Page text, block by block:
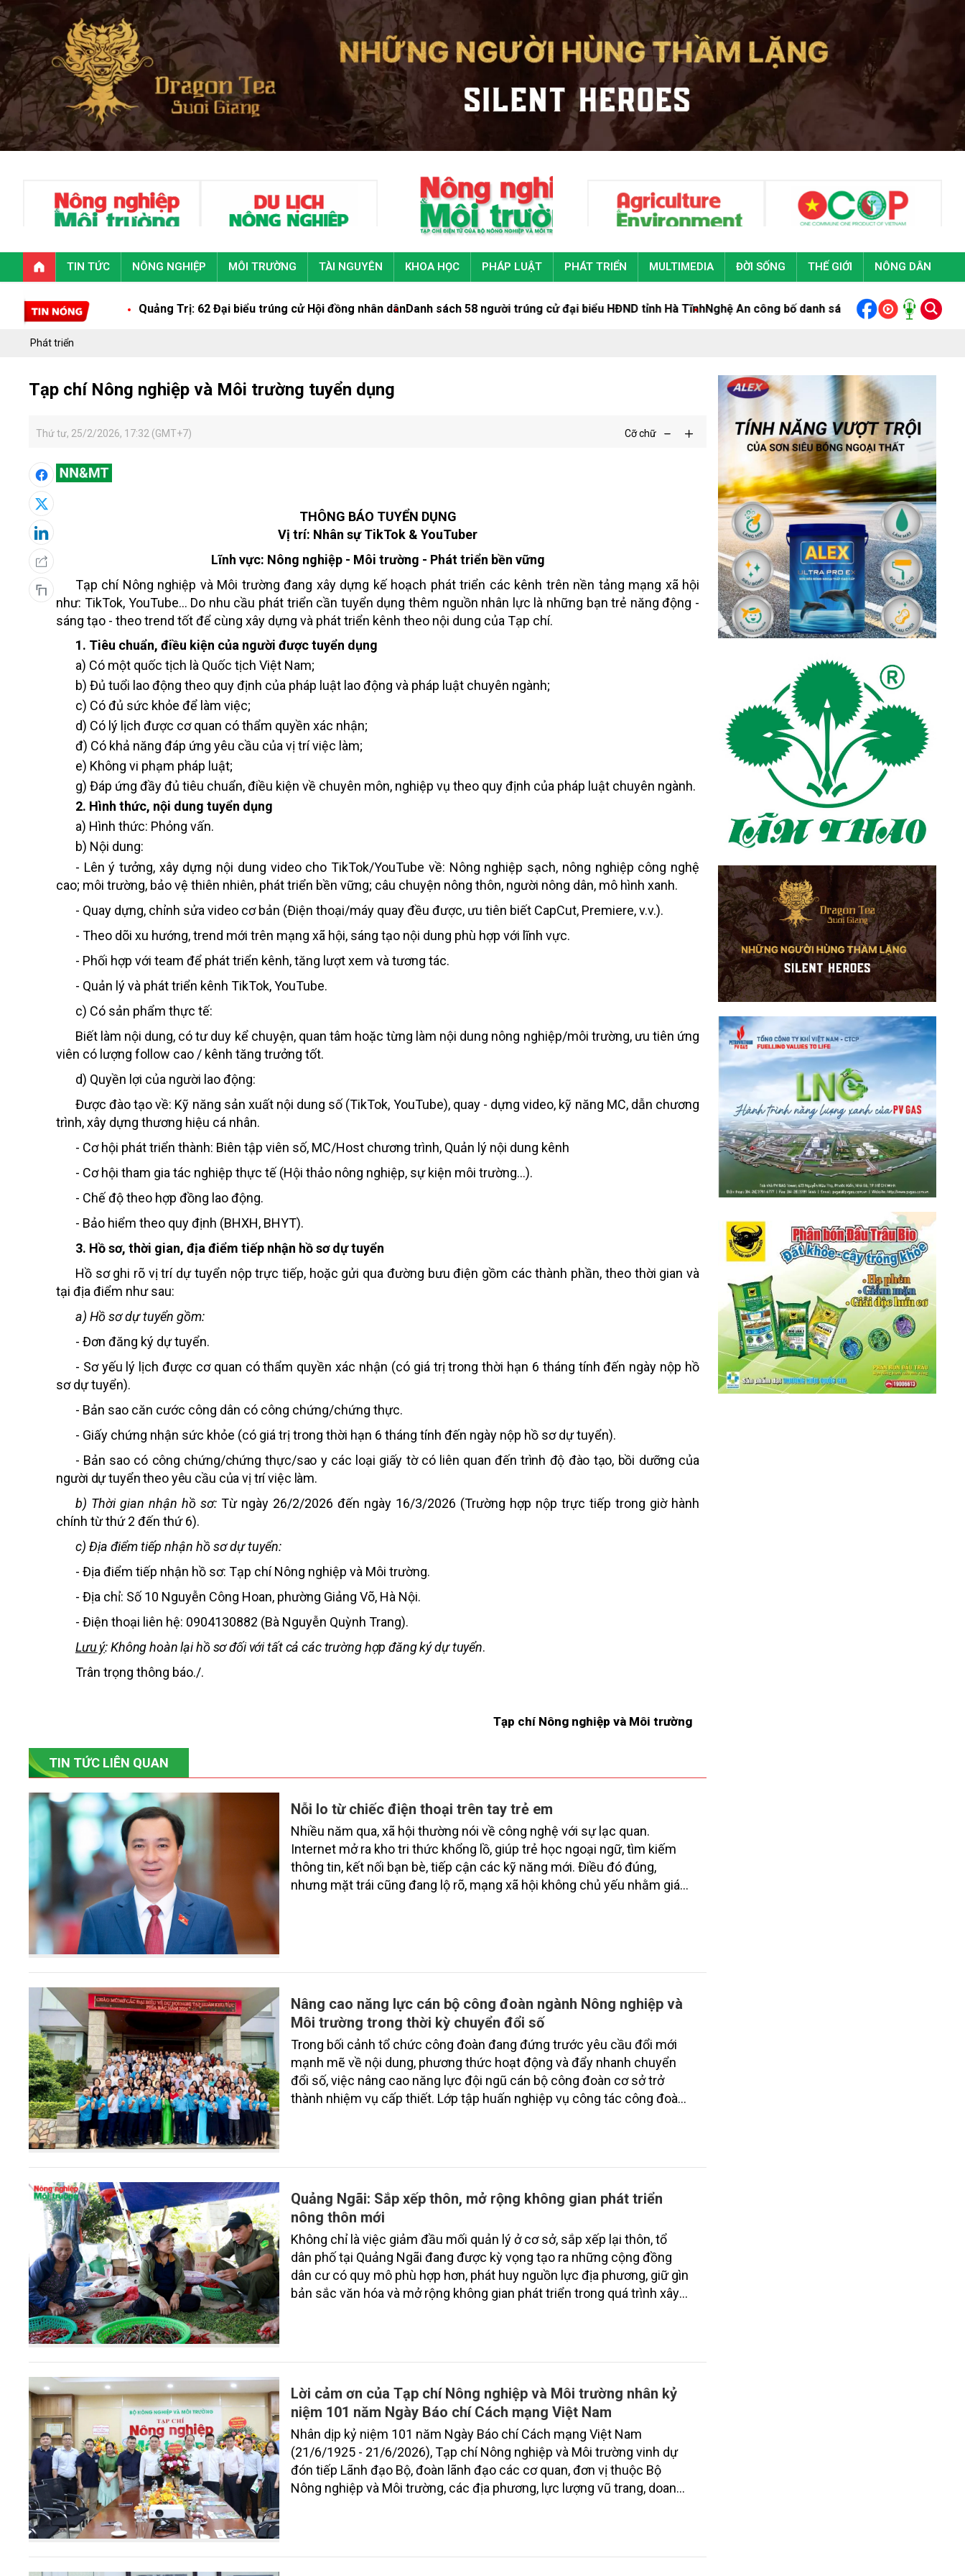
TIN TỨC NÔNG NGHIỆP MÔI TRƯỜNG TÀI NGUYÊN KHOA HỌC PHÁP LUẬT PHÁT TRIỂN MULTIMEDIA ĐỜI SỐNG THẾ GIỚI NÔNG DÂN
Quảng Trị: 62 Đại biểu trúng cử Hội đồng nhân dânDanh sách 58 người trúng cử đại biểu HĐND tỉnh Hà TĩnhNghệ An công bố danh sách 85 đại biểu trúng cử HĐND tỉnh
Phát triển
Tạp chí Nông nghiệp và Môi trường tuyển dụng
Thứ tư, 25/2/2026, 17:32 (GMT+7) Cỡ chữ
THÔNG BÁO TUYỂN DỤNG
Vị trí: Nhân sự TikTok & YouTuber
Lĩnh vực: Nông nghiệp - Môi trường - Phát triển bền vững
Tạp chí Nông nghiệp và Môi trường đang xây dựng kế hoạch phát triển các kênh trên nền tảng mạng xã hội
như: TikTok, YouTube… Do nhu cầu phát triển cần tuyển dụng thêm nguồn nhân lực là những bạn trẻ năng động -
sáng tạo - theo trend tốtđể cùng xây dựng và phát triển kênh theo nội dung của Tạp chí.
1. Tiêu chuẩn, điều kiện của người được tuyển dụng
a) Có một quốc tịch là Quốc tịch Việt Nam;
b) Đủ tuổi lao động theo quy định của pháp luật lao động và pháp luật chuyên ngành;
c) Có đủ sức khỏe để làm việc;
d) Có lý lịch được cơ quan có thẩm quyền xác nhận;
đ) Có khả năng đáp ứng yêu cầu của vị trí việc làm;
e) Không vi phạm pháp luật;
g) Đáp ứng đầy đủ tiêu chuẩn, điều kiện về chuyên môn, nghiệp vụ theo quy định của pháp luật chuyên ngành.
2. Hình thức, nội dung tuyển dụng
a) Hình thức: Phỏng vấn.
b) Nội dung:
- Lên ý tưởng, xây dựng nội dung video cho TikTok/YouTube về: Nông nghiệp sạch, nông nghiệp công nghệ
cao; môi trường, bảo vệ thiên nhiên, phát triển bền vững; câu chuyện nông thôn, người nông dân, mô hình xanh.
- Quay dựng, chỉnh sửa video cơ bản (Điện thoại/máy quay đều được, ưu tiên biết CapCut, Premiere, v.v.).
- Theo dõi xu hướng, trend mới trên mạng xã hội, sáng tạo nội dung phù hợp với lĩnh vực.
- Phối hợp với team để phát triển kênh, tăng lượt xem và tương tác.
- Quản lý và phát triển kênh TikTok, YouTube.
c) Có sản phẩm thực tế:
Biết làm nội dung, có tư duy kể chuyện, quan tâm hoặc từng làm nội dung nông nghiệp/môi trường, ưu tiên ứng
viên có lượngfollow cao / kênh tăng trưởng tốt.
d) Quyền lợi của người lao động:
Được đào tạo về: Kỹ năng sản xuất nội dung số (TikTok, YouTube), quay - dựng video, kỹ năng MC, dẫn chương
trình, xây dựng thương hiệu cá nhân.
- Cơ hội phát triển thành: Biên tập viên số, MC/Host chương trình, Quản lý nội dung kênh
- Cơ hội tham gia tác nghiệp thực tế (Hội thảo nông nghiệp, sự kiện môi trường…).
- Chế độ theo hợp đồng lao động.
- Bảo hiểm theo quy định (BHXH, BHYT).
3. Hồ sơ, thời gian, địa điểm tiếpnhận hồ sơdự tuyển
Hồ sơ ghi rõ vị trí dự tuyển nộp trực tiếp, hoặc gửi qua đường bưu điện gồm các thành phần, theo thời gian và
tại địa điểm như sau:
a) Hồ sơ dự tuyển gồm:
- Đơn đăng ký dự tuyển.
- Sơ yếu lý lịch được cơ quan có thẩm quyền xác nhận (có giá trị trong thời hạn 6 tháng tính đến ngày nộp hồ
sơ dự tuyển).
- Bản sao căn cước công dân có công chứng/chứng thực.
- Giấy chứng nhận sức khỏe (có giá trị trong thời hạn 6 tháng tính đến ngày nộp hồ sơ dự tuyển).
- Bản sao có công chứng/chứng thực/sao y các loại giấy tờ có liên quan đến trình độ đào tạo, bồi dưỡng của
người dự tuyển theo yêu cầu của vị trí việc làm.
b) Thời gian nhận hồ sơ:Từ ngày 26/2/2026 đến ngày 16/3/2026 (Trường hợp nộp trực tiếp trong giờ hành
chính từ thứ 2 đến thứ 6).
c) Địa điểm tiếp nhận hồ sơ dự tuyển:
- Địa điểm tiếp nhận hồ sơ: Tạp chí Nông nghiệp và Môi trường.
- Địa chỉ: Số 10 Nguyễn Công Hoan, phường Giảng Võ,Hà Nội.
- Điện thoại liên hệ: 0904130882 (Bà Nguyễn Quỳnh Trang).
Lưu ý: Không hoàn lại hồ sơ đối với tất cả các trường hợp đăng ký dự tuyển.
Trân trọng thông báo./.
Tạp chí Nông nghiệp và Môi trường
TIN TỨC LIÊN QUAN
Nỗi lo từ chiếc điện thoại trên tay trẻ em
Nhiều năm qua, xã hội thường nói về công nghệ với sự lạc quan.
Internet mở ra kho tri thức khổng lồ, giúp trẻ học ngoại ngữ, tìm kiếm
thông tin, kết nối bạn bè, tiếp cận các kỹ năng mới. Điều đó đúng,
nhưng mặt trái cũng đang lộ rõ, mạng xã hội không chủ yếu nhằm giáo
Nâng cao năng lực cán bộ công đoàn ngành Nông nghiệp và
Môi trường trong thời kỳ chuyển đổi số
Trong bối cảnh tổ chức công đoàn đang đứng trước yêu cầu đổi mới
mạnh mẽ về nội dung, phương thức hoạt động và đẩy nhanh chuyển
đổi số, việc nâng cao năng lực đội ngũ cán bộ công đoàn cơ sở trở
thành nhiệm vụ cấp thiết. Lớp tập huấn nghiệp vụ công tác công đoàn
chăm lo và bảo vệ quyền lợi người lao động.
Quảng Ngãi: Sắp xếp thôn, mở rộng không gian phát triển
nông thôn mới
Không chỉ là việc giảm đầu mối quản lý ở cơ sở, sắp xếp lại thôn, tổ
dân phố tại Quảng Ngãi đang được kỳ vọng tạo ra những cộng đồng
dân cư có quy mô phù hợp hơn, phát huy nguồn lực địa phương, giữ gìn
bản sắc văn hóa và mở rộng không gian phát triển trong quá trình xây
Lời cảm ơn của Tạp chí Nông nghiệp và Môi trường nhân kỷ
niệm 101 năm Ngày Báo chí Cách mạng Việt Nam
Nhân dịp kỷ niệm 101 năm Ngày Báo chí Cách mạng Việt Nam
(21/6/1925 - 21/6/2026), Tạp chí Nông nghiệp và Môi trường vinh dự
đón tiếp Lãnh đạo Bộ, đoàn lãnh đạo các cơ quan, đơn vị thuộc Bộ
Nông nghiệp và Môi trường, các địa phương, lực lượng vũ trang, doanh